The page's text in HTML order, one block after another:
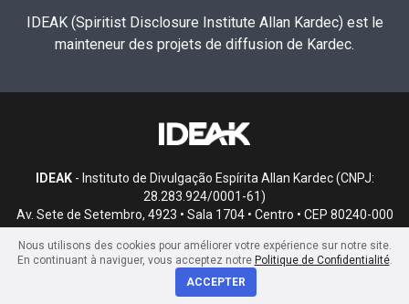
IDEAK (Spiritist Disclosure Institute Allan Kardec) est le
mainteneur des projets de diffusion de Kardec.
IDEAK- Instituto de Divulgação Espírita Allan Kardec (CNPJ:
28.283.924/0001-61)
Av. Sete de Setembro, 4923 • Sala 1704 • Centro • CEP 80240-000
Nous utilisons des cookies pour améliorer votre expérience sur notre site.
En continuant à naviguer, vous acceptez notre Politique de Confidentialité.
ACCEPTER